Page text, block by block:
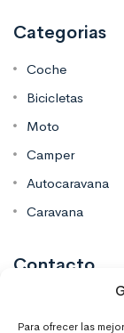
Para ofrecer las
Categorias
Coche
Bicicletas
Moto
Camper
Autocaravana
Caravana
Contacto